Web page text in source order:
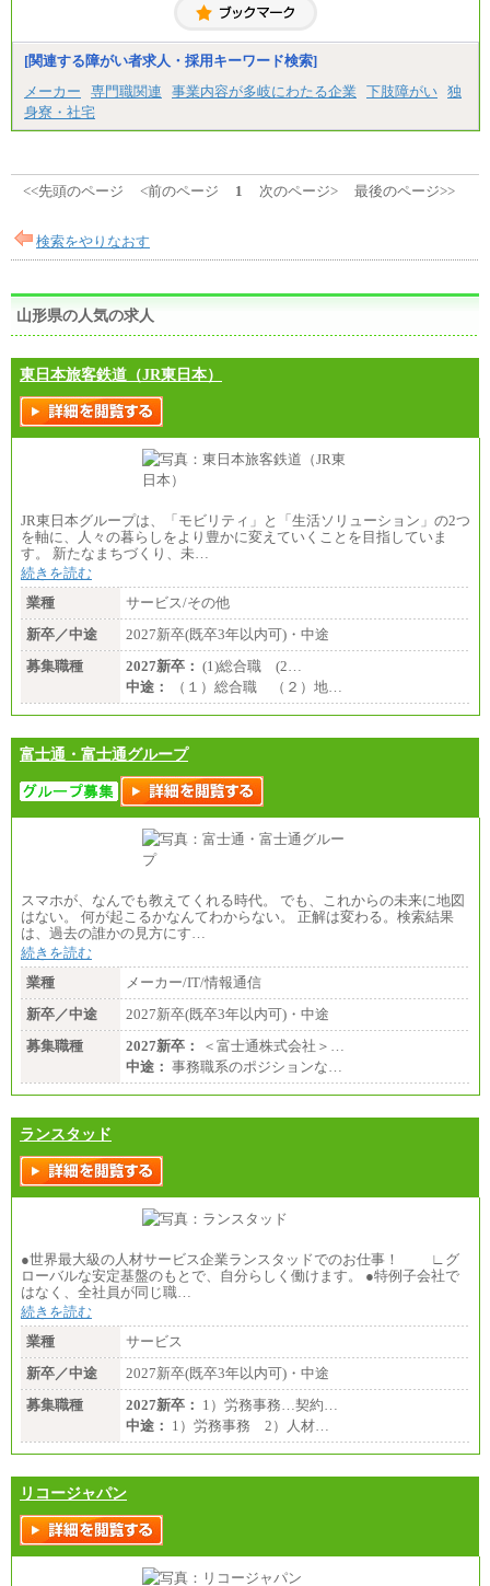
＜募集各社・全職種共通＞
月給21万円以上～
※試用期間中の給与に変更はありません。
ます。
[関連する障がい者求人・採用キーワード検索]
メーカー
専門職関連 事業内容が多岐にわたる企業 下肢障がい 独
身寮・社宅
<<先頭のページ <前のページ 1 次のページ> 最後のページ>>
検索をやりなおす
山形県の人気の求人
東日本旅客鉄道（JR東日本）
JR東日本グループは、「モビリティ」と「生活ソリューション」の2つ
を軸に、人々の暮らしをより豊かに変えていくことを目指していま
す。 新たなまちづくり、未…
続きを読む
業種
サービス/その他
新卒／中途
2027新卒(既卒3年以内可)・中途
募集職種
2027新卒： (1)総合職 (2…
中途：
（１）総合職 （２）地…
富士通・富士通グループ
スマホが、なんでも教えてくれる時代。 でも、これからの未来に地図
はない。 何が起こるかなんてわからない。 正解は変わる。検索結果
は、過去の誰かの見方にす…
続きを読む
業種
メーカー/IT/情報通信
新卒／中途
2027新卒(既卒3年以内可)・中途
募集職種
2027新卒：
＜富士通株式会社＞…
中途： 事務職系のポジションな…
ランスタッド
●世界最大級の人材サービス企業ランスタッドでのお仕事！ ∟グ
ローバルな安定基盤のもとで、自分らしく働けます。 ●特例子会社で
はなく、全社員が同じ職…
続きを読む
業種
サービス
新卒／中途
2027新卒(既卒3年以内可)・中途
募集職種
2027新卒： 1）労務事務…契約…
中途： 1）労務事務 2）人材…
リコージャパン